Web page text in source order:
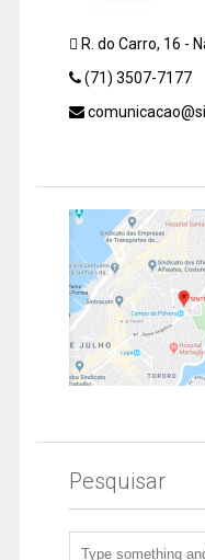
R. do Carro, 16 -
(71) 3507-7177
Pesquisar